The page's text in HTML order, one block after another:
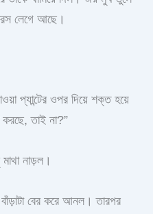
রস লেগে আছে।
প্যান্টের ওপর দিয়ে শক্ত হয়ে
করছে, তাই না?”
নাড়ল।
বাঁড়াটা বের করে আনল। তারপর